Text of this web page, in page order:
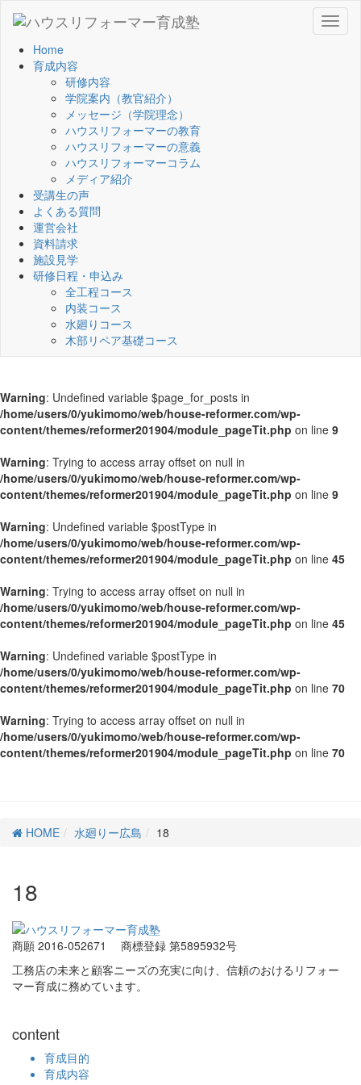
Home
育成内容
研修内容
学院案内（教官紹介）
メッセージ（学院理念）
ハウスリフォーマーの教育
ハウスリフォーマーの意義
ハウスリフォーマーコラム
メディア紹介
受講生の声
よくある質問
運営会社
資料請求
施設見学
研修日程・申込み
全工程コース
内装コース
水廻りコース
木部リペア基礎コース
Warning: Undefined variable $page_for_posts in
/home/users/0/yukimomo/web/house-reformer.com/wp-
content/themes/reformer201904/module_pageTit.php on line 9
Warning: Trying to access array offset on null in
/home/users/0/yukimomo/web/house-reformer.com/wp-
content/themes/reformer201904/module_pageTit.php on line 9
Warning: Undefined variable $postType in
/home/users/0/yukimomo/web/house-reformer.com/wp-
content/themes/reformer201904/module_pageTit.php on line 45
Warning: Trying to access array offset on null in
/home/users/0/yukimomo/web/house-reformer.com/wp-
content/themes/reformer201904/module_pageTit.php on line 45
Warning: Undefined variable $postType in
/home/users/0/yukimomo/web/house-reformer.com/wp-
content/themes/reformer201904/module_pageTit.php on line 70
Warning: Trying to access array offset on null in
/home/users/0/yukimomo/web/house-reformer.com/wp-
content/themes/reformer201904/module_pageTit.php on line 70
HOME 水廻りー広島 18
18
商願 2016-052671
商標登録 第5895932号
工務店の未来と顧客ニーズの充実に向け、信頼のおけるリフォー
マー育成に務めています。
content
育成目的
育成内容